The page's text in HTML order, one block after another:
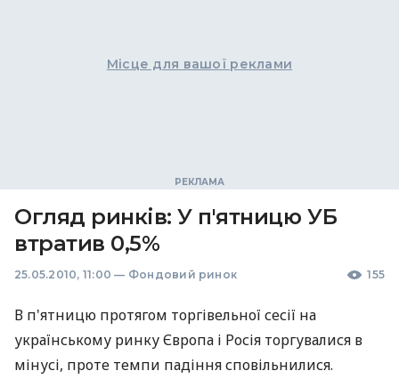
Місце для вашої реклами
Огляд ринків: У п'ятницю УБ
втратив 0,5%
25.05.2010, 11:00 — Фондовий ринок 155
В п'ятницю протягом торгівельної сесії на
українському ринку Європа і Росія торгувалися в
мінусі, проте темпи падіння сповільнилися.